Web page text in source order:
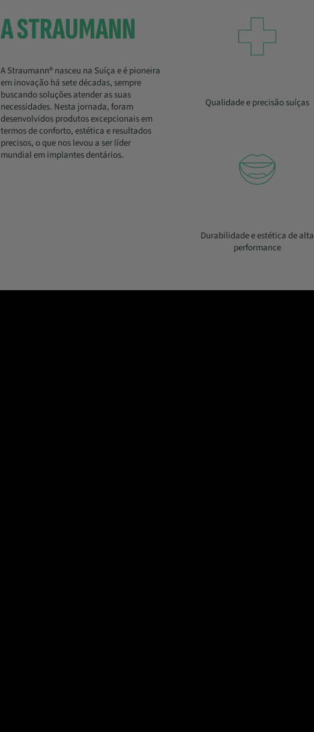
A STRAUMANN
A Straumann® nasceu na Suíça e é pioneira
em inovação há sete décadas, sempre
buscando soluções atender as suas
necessidades. Nesta jornada, foram
desenvolvidos produtos excepcionais em
termos de conforto, estética e resultados
precisos, o que nos levou a ser líder
mundial em implantes dentários.
Qualidade e precisão suíças
Durabilidade e estética de alta
performance